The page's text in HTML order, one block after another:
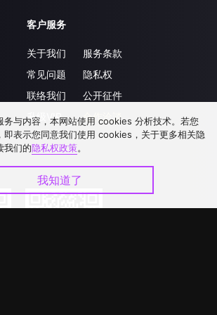
客户服务
关于我们
常见问题
联络我们
升级VIP
服务条款
隐私权
公开征件
合作洽談
务与内容，本网站使用 cookies 分析技术。若您
即表示您同意我们使用 cookies，关于更多相关隐
我们的隐私权政策。
我知道了